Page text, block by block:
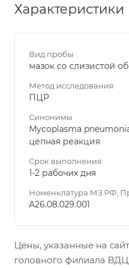
Характеристики
Вид пробы
мазок со слизистой
Метод исследования
ПЦР
Синонимы
Mycoplasma
цепная реакция
Срок выполнения
1-2 рабочих дня
Номенклатура МЗ РФ,
A26.08.029.001
Цены, указанные на
головного филиала